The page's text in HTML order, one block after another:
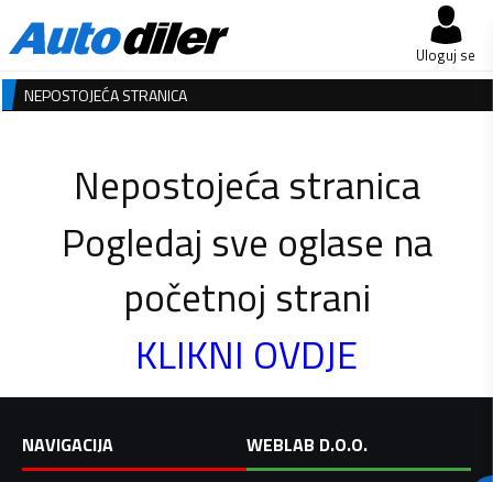
Uloguj se
NEPOSTOJEĆA STRANICA
Nepostojeća stranica
Pogledaj sve oglase na
početnoj strani
KLIKNI OVDJE
NAVIGACIJA
WEBLAB D.O.O.